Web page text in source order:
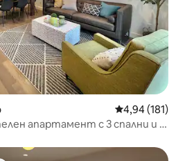
Средна
4,94 (181)
апартамент с 3 спални и 2